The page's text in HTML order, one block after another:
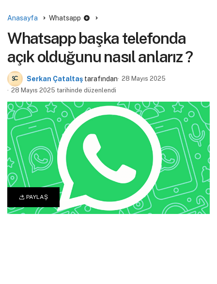
PAYLAŞ
Anasayfa Whatsapp
Whatsapp başka telefonda
açık olduğunu nasıl anlarız ?
Serkan Çataltaş tarafından 28 Mayıs 2025
28 Mayıs 2025 tarihinde düzenlendi